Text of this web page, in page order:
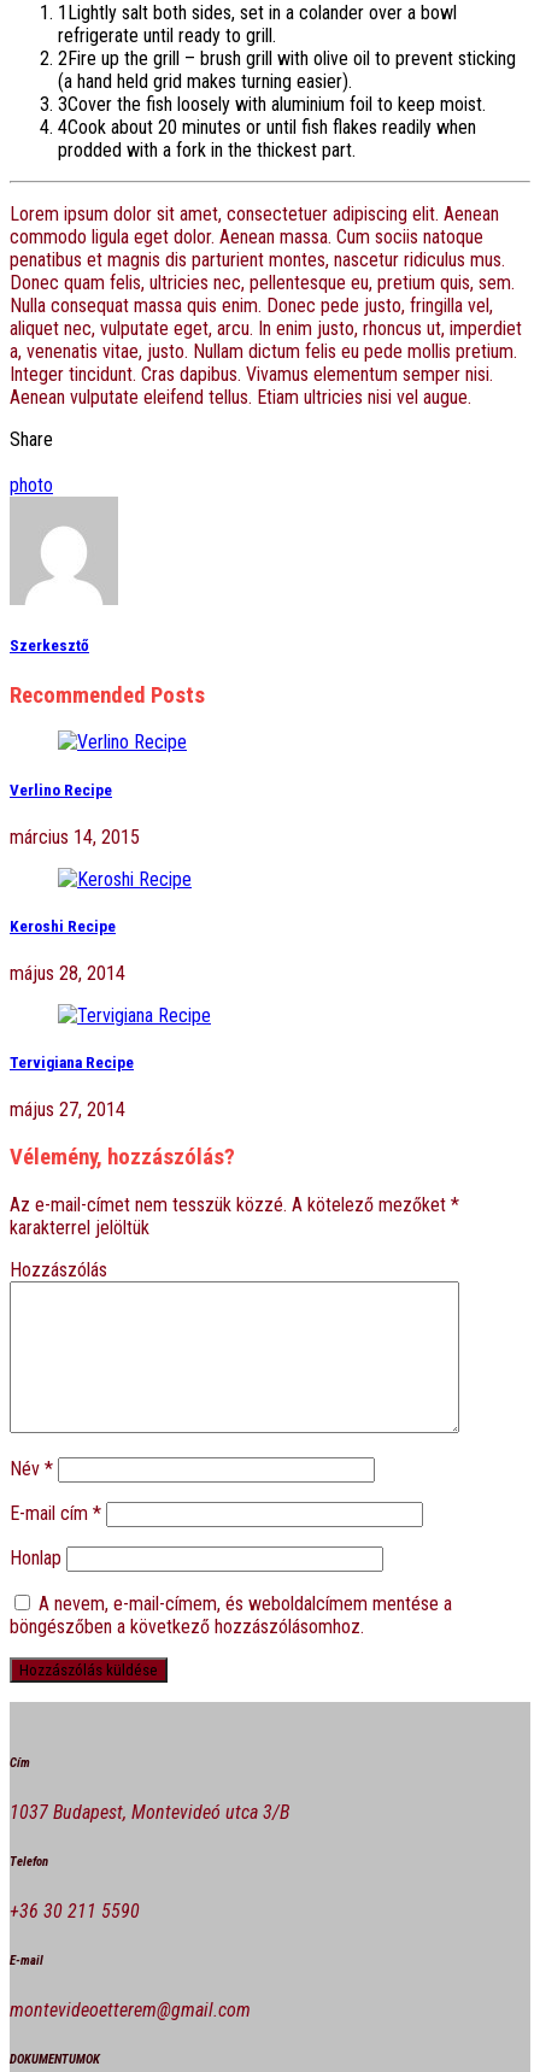
1 Lightly salt both sides, set in a colander over a bowl
refrigerate until ready to grill.
2Fire up the grill – brush grill with olive oil to prevent sticking
(a hand held grid makes turning easier).
3Cover the fish loosely with aluminium foil to keep moist.
4Cook about 20 minutes or until fish flakes readily when
prodded with a fork in the thickest part.
Lorem ipsum dolor sit amet, consectetuer adipiscing elit. Aenean
commodo ligula eget dolor. Aenean massa. Cum sociis natoque
penatibus et magnis dis parturient montes, nascetur ridiculus mus.
Donec quam felis, ultricies nec, pellentesque eu, pretium quis, sem.
Nulla consequat massa quis enim. Donec pede justo, fringilla vel,
aliquet nec, vulputate eget, arcu. In enim justo, rhoncus ut, imperdiet
a, venenatis vitae, justo. Nullam dictum felis eu pede mollis pretium.
Integer tincidunt. Cras dapibus. Vivamus elementum semper nisi.
Aenean vulputate eleifend tellus. Etiam ultricies nisi vel augue.
Share
photo
Szerkesztő
Recommended Posts
Verlino Recipe
március 14, 2015
Keroshi Recipe
május 28, 2014
Tervigiana Recipe
május 27, 2014
Vélemény, hozzászólás?
Az e-mail-címet nem tesszük közzé. A kötelező mezőket *
karakterrel jelöltük
Hozzászólás
Név *
E-mail cím *
Honlap
A nevem, e-mail-címem, és weboldalcímem mentése a
böngészőben a következő hozzászólásomhoz.
Cím
1037 Budapest, Montevideó utca 3/B
Telefon
+36 30 211 5590
E-mail
montevideoetterem@gmail.com
DOKUMENTUMOK